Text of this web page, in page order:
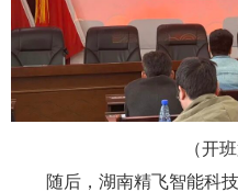
（开
随后，湖南精飞智能科